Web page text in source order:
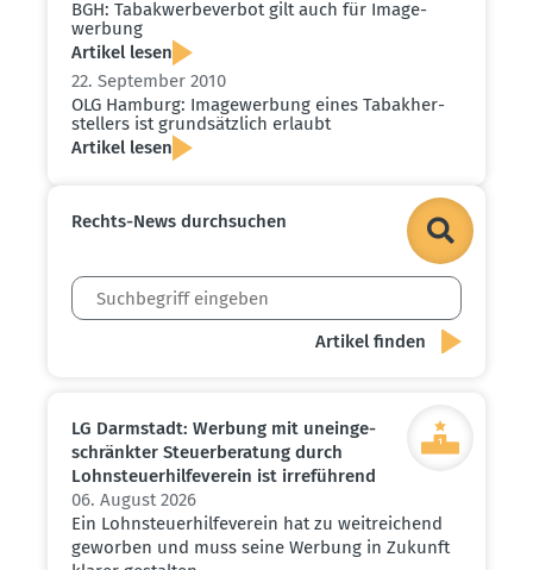
BGH: Tabak­wer­be­verbot gilt auch für Image­
werbung
Artikel lesen
22. September 2010
OLG Hamburg: Image­werbung eines Tabak­her­
stellers ist grund­sätzlich erlaubt
Artikel lesen
Rechts-News durch­suchen
LG Darmstadt: Werbung mit unein­ge­
schränkter Steuer­be­ratung durch
Lohnsteu­er­hil­fe­verein ist irreführend
06. August 2026
Ein Lohnsteuerhilfeverein hat zu weitreichend
geworben und muss seine Werbung in Zukunft